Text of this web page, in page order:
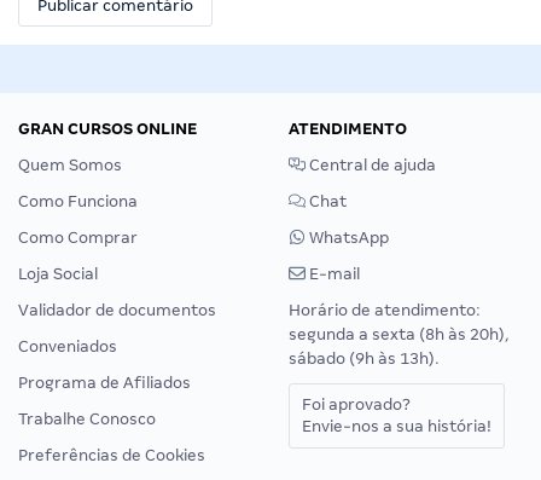
GRAN CURSOS ONLINE
Quem Somos
Como Funciona
Como Comprar
Loja Social
Validador de documentos
Conveniados
Programa de Afiliados
Trabalhe Conosco
Preferências de Cookies
ATENDIMENTO
Central de ajuda
Chat
WhatsApp
E-mail
Horário de atendimento:
segunda a sexta (8h às 20h),
sábado (9h às 13h).
Foi aprovado?
Envie-nos a sua história!